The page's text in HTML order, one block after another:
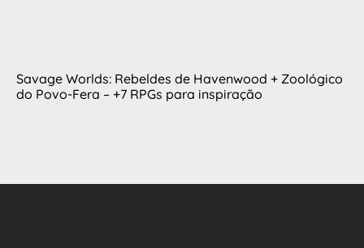
Savage Worlds: Rebeldes de Havenwood + Zoológico
do Povo-Fera – +7 RPGs para inspiração